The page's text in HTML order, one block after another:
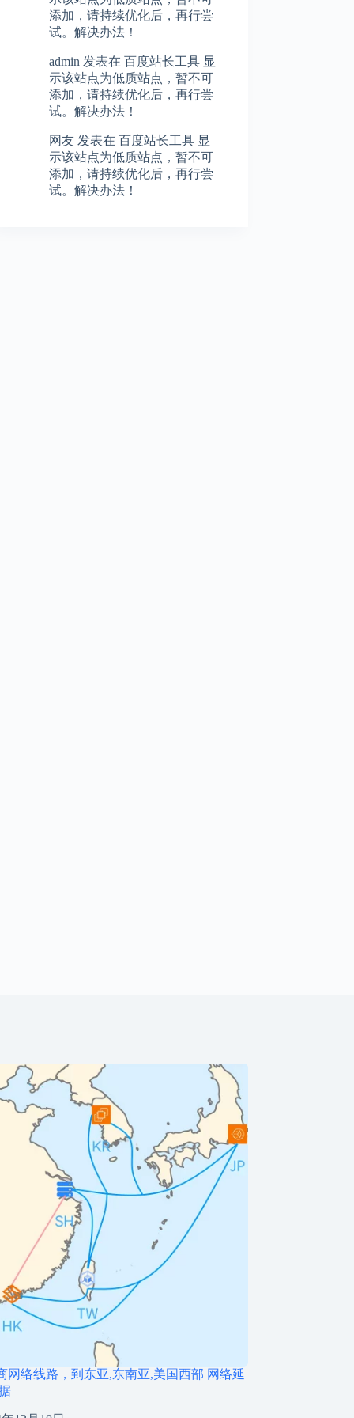
添加，请持续优化后，再行尝
试。解决办法！
admin 发表在百度站长工具 显
示该站点为低质站点，暂不可
添加，请持续优化后，再行尝
试。解决办法！
网友 发表在百度站长工具 显
示该站点为低质站点，暂不可
添加，请持续优化后，再行尝
试。解决办法！
网络线路，到东亚,东南亚,美国西部 网络延